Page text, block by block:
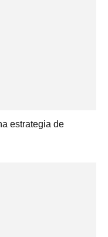
estrategia de